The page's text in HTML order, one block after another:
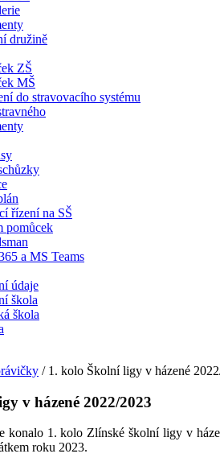
družině
ZŠ
MŠ
do stravovacího systému
řízení na SŠ
pomůcek
a MS Teams
údaje
škola
škola
/ 1. kolo Školní ligy v házené
v házené 2022/2023
konalo 1. kolo Zlínské školní ligy v
roku 2023.